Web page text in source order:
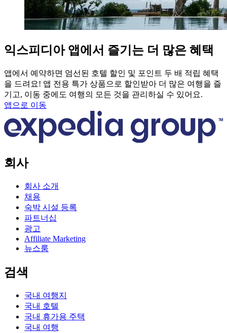
익스피디아 앱에서 즐기는 더 많은 혜택
앱에서 예약하면 엄선된 호텔 할인 및 포인트 두 배 적립 혜택
을 드려요! 앱 전용 특가 상품으로 할인받아 더 많은 여행을 즐
기고, 이동 중에도 여행의 모든 것을 관리하실 수 있어요.
앱으로 이동
회사
회사 소개
채용
숙박 시설 등록
파트너십
광고
Affiliate Marketing
뉴스룸
검색
국내 여행지
국내 호텔
국내 휴가용 주택
국내 여행